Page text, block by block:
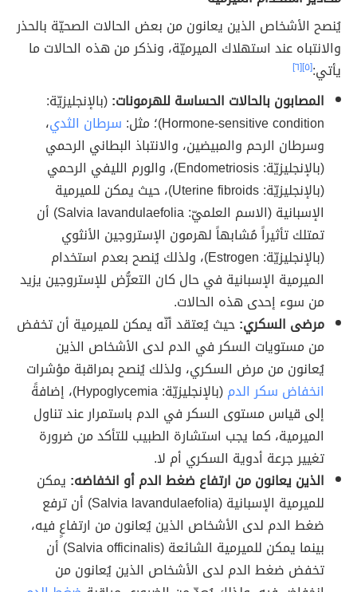
يُنصح الأشخاص الذين يعانون من بعض الحالات الصحيّة بالحذر
والانتباه عند استهلاك الميرميّة، ونذكر من هذه الحالات ما
يأتي:[٥] [٦]
المصابون بالحالات الحساسة للهرمونات:(بالإنجليزيّة:
Hormone-sensitive condition)؛ مثل:
سرطان الثدي،
وسرطان الرحم والمبيضين، والانتباذ البطاني الرحمي
(بالإنجليزيّة: Endometriosis)، والورم الليفي الرحمي
(بالإنجليزيّة: Uterine fibroids)، حيث يمكن للميرمية
الإسبانية (الاسم العلميّ: Salvia lavandulaefolia) أن
تمتلك تأثيراً مُشابهاً لهرمون الإستروجين الأنثوي
(بالإنجليزيّة: Estrogen)، ولذلك يُنصح بعدم استخدام
الميرمية الإسبانية في حال كان التعرُّض للإستروجين يزيد
من سوء إحدى هذه الحالات.
مرضى السكري:حيث يُعتقد أنّه يمكن للميرمية أن تخفض
من مستويات السكر في الدم لدى الأشخاص الذين
يُعانون من مرض السكري، ولذلك يُنصح بمراقبة مؤشرات
انخفاض سكر الدم
(بالإنجليزيّة: Hypoglycemia)، إضافةً
إلى قياس مستوى السكر في الدم باستمرار عند تناول
الميرمية، كما يجب استشارة الطبيب للتأكد من ضرورة
تغيير جرعة أدوية السكري أم لا.
الذين يعانون من ارتفاع ضغط الدم أو انخفاضه: يمكن
للميرمية الإسبانية (Salvia lavandulaefolia) أن ترفع
ضغط الدم لدى الأشخاص الذين يُعانون من ارتفاعٍ فيه،
بينما يمكن للميرمية الشائعة (Salvia officinalis) أن
تخفض ضغط الدم لدى الأشخاص الذين يُعانون من